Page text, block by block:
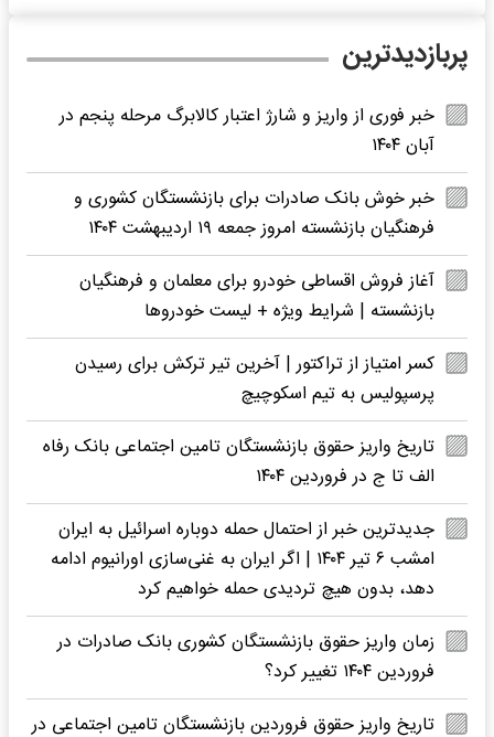
پربازدیدترین
خبر فوری از واریز و شارژ اعتبار کالابرگ مرحله پنجم در
آبان ۱۴۰۴
خبر خوش بانک صادرات برای بازنشستگان کشوری و
فرهنگیان بازنشسته امروز جمعه ۱۹ اردیبهشت ۱۴۰۴
آغاز فروش اقساطی خودرو برای معلمان و فرهنگیان
بازنشسته | شرایط ویژه + لیست خودروها
کسر امتیاز از تراکتور | آخرین تیر ترکش برای رسیدن
پرسپولیس به تیم اسکوچیچ
تاریخ واریز حقوق بازنشستگان تامین اجتماعی بانک رفاه
الف تا ج در فروردین ۱۴۰۴
جدیدترین خبر از احتمال حمله دوباره اسرائیل به ایران
امشب ۶ تیر ۱۴۰۴ | اگر ایران به غنی‌سازی اورانیوم ادامه
دهد، بدون هیچ تردیدی حمله خواهیم کرد
زمان واریز حقوق بازنشستگان کشوری بانک صادرات در
فروردین ۱۴۰۴ تغییر کرد؟
تاریخ واریز حقوق فروردین بازنشستگان تامین اجتماعی در